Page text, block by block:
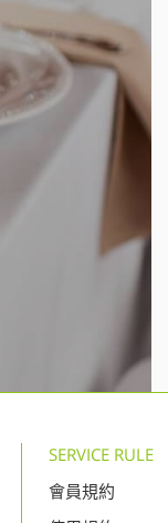
SERVICE RULE
會員規約